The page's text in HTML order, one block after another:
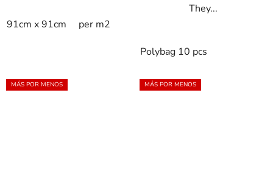
91cm x 91cm per m2
They...
Polybag 10 pcs
MÁS POR MENOS MÁS POR MENOS